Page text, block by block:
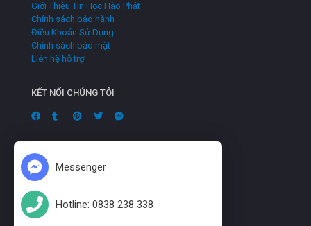
Giới Thiệu Tin Học Hào Phát
Chính sách bảo hành
Điều Khoản Sử Dụng
Chính sách bảo mật
Liên hệ hỗ trợ
KẾT NỐI CHÚNG TÔI
Messenger
Hotline: 0838 238 338